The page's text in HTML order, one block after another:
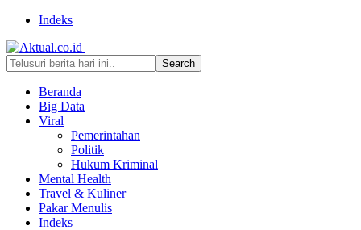
Indeks
Beranda
Big Data
Viral
Pemerintahan
Politik
Hukum Kriminal
Mental Health
Travel & Kuliner
Pakar Menulis
Indeks